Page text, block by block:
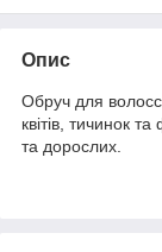
Опис
Обруч для
квітів, тичинок
та дорослих.